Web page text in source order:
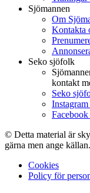
Sjömannen
Om
Kontakta
Seko sjöfolk
kontakt
Seko
© Detta material är
gärna men ange källan.
Cookies
Policy för